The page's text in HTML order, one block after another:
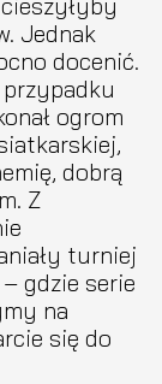
Jednak
docenić.
ogrom
dobrą
Z
turniej
gdzie serie
na
się do